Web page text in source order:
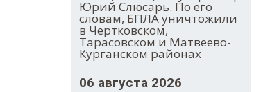
Юрий Слюсарь. По его
словам, БПЛА уничтожили
в Чертковском,
Тарасовском и Матвеево-
Курганском районах
06 августа 2026